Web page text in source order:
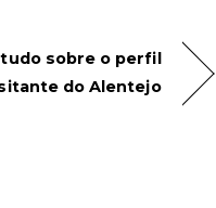
sobre o perfil
do Alentejo